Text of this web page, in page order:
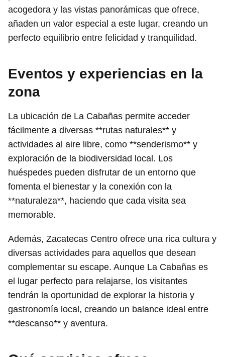
acogedora y las vistas panorámicas que ofrece,
añaden un valor especial a este lugar, creando un
perfecto equilibrio entre felicidad y tranquilidad.
Eventos y experiencias en la
zona
La ubicación de La Cabañas permite acceder
fácilmente a diversas **rutas naturales** y
actividades al aire libre, como **senderismo** y
exploración de la biodiversidad local. Los
huéspedes pueden disfrutar de un entorno que
fomenta el bienestar y la conexión con la
**naturaleza**, haciendo que cada visita sea
memorable.
Además, Zacatecas Centro ofrece una rica cultura y
diversas actividades para aquellos que desean
complementar su escape. Aunque La Cabañas es
el lugar perfecto para relajarse, los visitantes
tendrán la oportunidad de explorar la historia y
gastronomía local, creando un balance ideal entre
**descanso** y aventura.